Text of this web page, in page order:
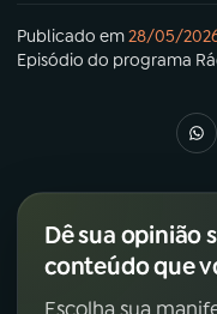
Publicado em28/05/
Episódio do programa
Dê sua opinião
conteúdo que